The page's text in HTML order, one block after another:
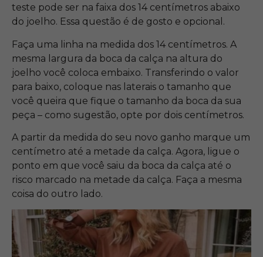
teste pode ser na faixa dos 14 centímetros abaixo
do joelho. Essa questão é de gosto e opcional.
Faça uma linha na medida dos 14 centímetros. A
mesma largura da boca da calça na altura do
joelho você coloca embaixo. Transferindo o valor
para baixo, coloque nas laterais o tamanho que
você queira que fique o tamanho da boca da sua
peça – como sugestão, opte por dois centímetros.
A partir da medida do seu novo ganho marque um
centímetro até a metade da calça. Agora, ligue o
ponto em que você saiu da boca da calça até o
risco marcado na metade da calça. Faça a mesma
coisa do outro lado.